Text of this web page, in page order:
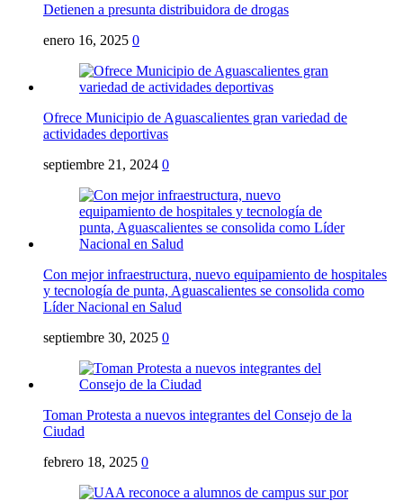
Detienen a presunta distribuidora de drogas
enero 16, 2025 0
Ofrece Municipio de Aguascalientes gran variedad de
actividades deportivas
septiembre 21, 2024 0
Con mejor infraestructura, nuevo equipamiento de hospitales
y tecnología de punta, Aguascalientes se consolida como
Líder Nacional en Salud
septiembre 30, 2025 0
Toman Protesta a nuevos integrantes del Consejo de la
Ciudad
febrero 18, 2025 0